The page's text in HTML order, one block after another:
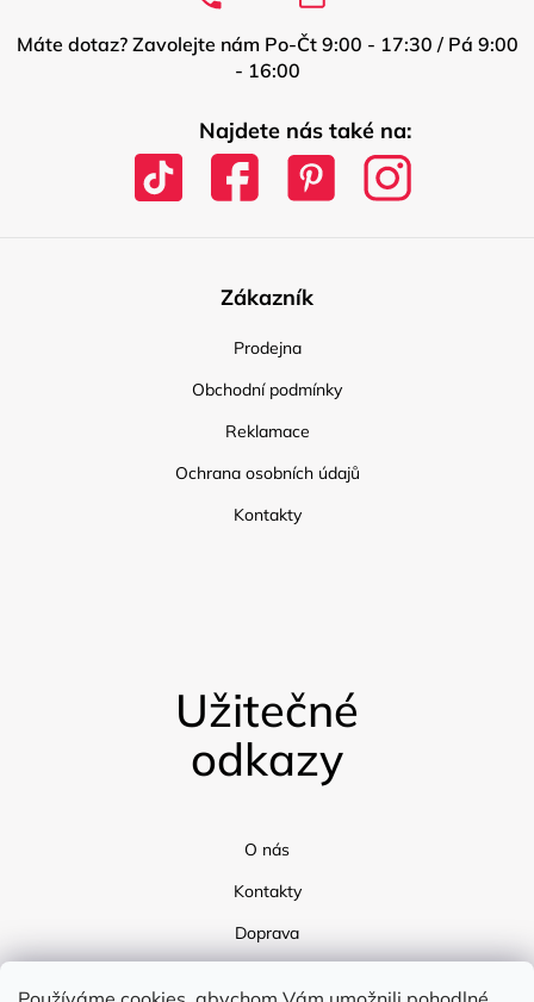
Máte dotaz? Zavolejte nám Po-Čt 9:00 - 17:30 / Pá 9:00
- 16:00
Najdete nás také na:
Zákazník
Prodejna
Obchodní podmínky
Reklamace
Ochrana osobních údajů
Kontakty
Užitečné
odkazy
O nás
Kontakty
Doprava